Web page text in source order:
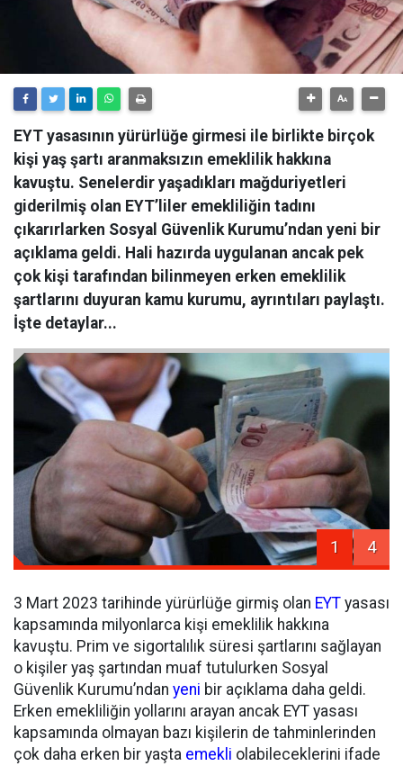
EYT yasasının yürürlüğe girmesi ile birlikte birçok
kişi yaş şartı aranmaksızın emeklilik hakkına
kavuştu. Senelerdir yaşadıkları mağduriyetleri
giderilmiş olan EYT’liler emekliliğin tadını
çıkarırlarken Sosyal Güvenlik Kurumu’ndan yeni bir
açıklama geldi. Hali hazırda uygulanan ancak pek
çok kişi tarafından bilinmeyen erken emeklilik
şartlarını duyuran kamu kurumu, ayrıntıları paylaştı.
İşte detaylar...
1 4
3 Mart 2023 tarihinde yürürlüğe girmiş olan EYT yasası
kapsamında milyonlarca kişi emeklilik hakkına
kavuştu. Prim ve sigortalılık süresi şartlarını sağlayan
o kişiler yaş şartından muaf tutulurken Sosyal
Güvenlik Kurumu’ndan yeni bir açıklama daha geldi.
Erken emekliliğin yollarını arayan ancak EYT yasası
kapsamında olmayan bazı kişilerin de tahminlerinden
çok daha erken bir yaşta emekli olabileceklerini ifade